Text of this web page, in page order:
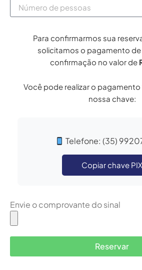
Para confirmarmos sua
solicitamos o pagamento de
confirmação no valor de
Você pode realizar o pagamento
nossa chave:
Telefone: (35)
Copiar chave PIX
Envie o comprovante do sinal
Reservar